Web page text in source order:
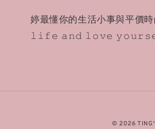
婷最懂你的生活小事與平
𝚕𝚒𝚏𝚎 𝚊𝚗𝚍 𝚕𝚘𝚟𝚎
© 2026